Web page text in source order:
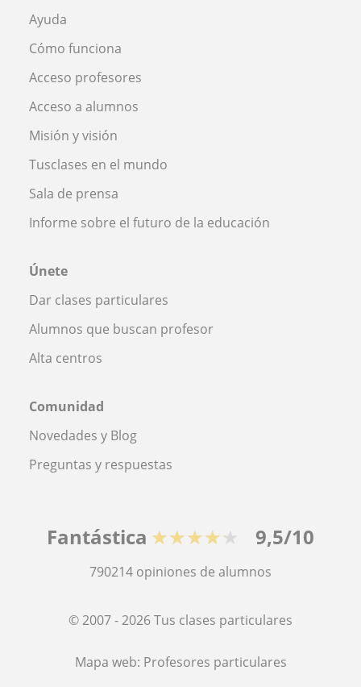
Ayuda
Cómo funciona
Acceso profesores
Acceso a alumnos
Misión y visión
Tusclases en el mundo
Sala de prensa
Informe sobre el futuro de la educación
Únete
Dar clases particulares
Alumnos que buscan profesor
Alta centros
Comunidad
Novedades y Blog
Preguntas y respuestas
Fantástica ★★★★★ 9,5/10
790214 opiniones de alumnos
© 2007 - 2026 Tus clases particulares
Mapa web: Profesores particulares